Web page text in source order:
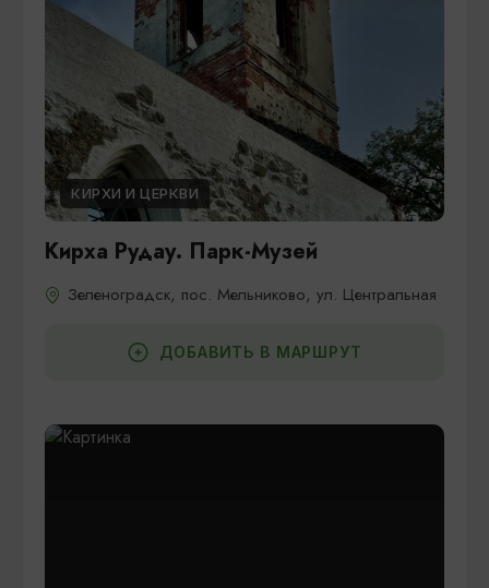
КИРХИ И ЦЕРКВИ
Кирха Рудау. Парк-Музей
Зеленоградск, пос. Мельниково, ул. Центральная
ДОБАВИТЬ В МАРШРУТ